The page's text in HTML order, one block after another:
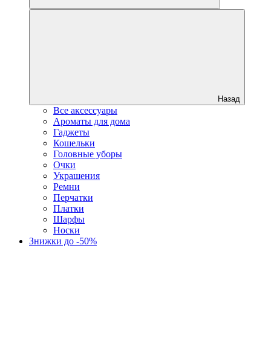
Назад
Все аксессуары
Ароматы для дома
Гаджеты
Кошельки
Головные уборы
Очки
Украшения
Ремни
Перчатки
Платки
Шарфы
Носки
Знижки до -50%